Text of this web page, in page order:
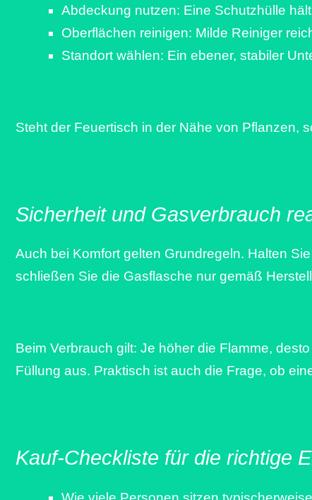
Abdeckung nutzen: Eine Schutzhülle
Oberflächen reinigen: Milde Reiniger
Standort wählen: Ein ebener, stabiler
Steht der Feuertisch in der Nähe von Pflanzen,
Sicherheit und Gasverbrauch
Auch bei Komfort gelten Grundregeln. Halten
schließen Sie die Gasflasche nur gemäß
Beim Verbrauch gilt: Je höher die Flamme,
Füllung aus. Praktisch ist auch die Frage, ob
Kauf-Checkliste für die richtige